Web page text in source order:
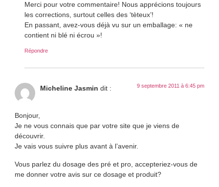
Merci pour votre commentaire! Nous apprécions toujours
les corrections, surtout celles des ‘tèteux’!
En passant, avez-vous déjà vu sur un emballage: « ne
contient ni blé ni écrou »!
Répondre
Micheline Jasmin dit : 9 septembre 2011 à 6:45 pm
Bonjour,
Je ne vous connais que par votre site que je viens de
découvrir.
Je vais vous suivre plus avant à l’avenir.
Vous parlez du dosage des pré et pro, accepteriez-vous de
me donner votre avis sur ce dosage et produit?